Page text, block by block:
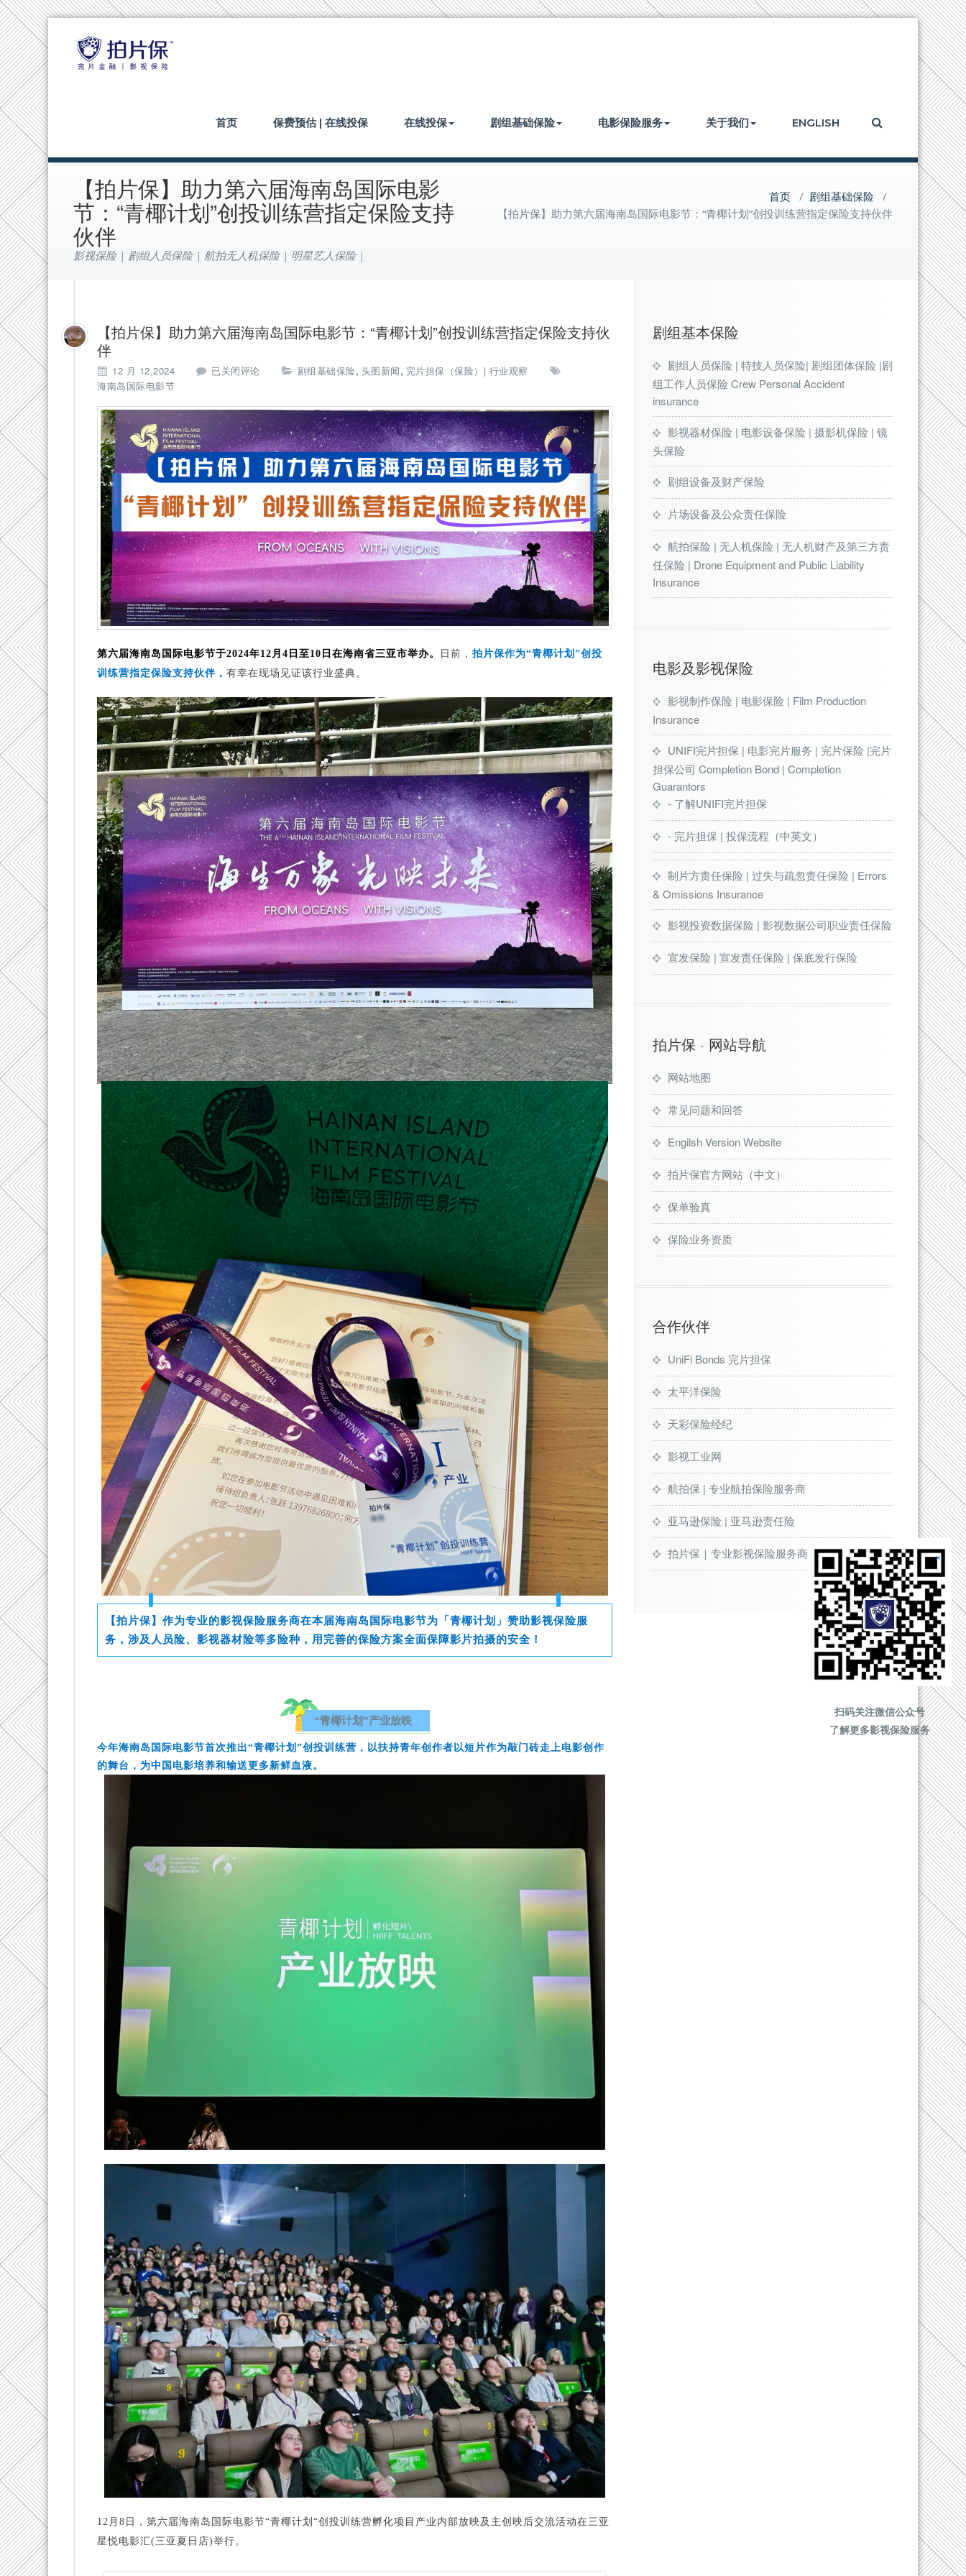
首页 保费预估 | 在线投保 在线投保 剧组基础保险 电影保险服务 关于我们 ENGLISH
【拍片保】助力第六届海南岛国际电影
节：“青椰计划”创投训练营指定保险支持
伙伴
影视保险 | 剧组人员保险 | 航拍无人机保险 | 明星艺人保险 |
首页 / 剧组基础保险 /
【拍片保】助力第六届海南岛国际电影节：“青椰计划”创投训练营指定保险支持伙伴
【拍片保】助力第六届海南岛国际电影节：“青椰计划”创投训练营指定保险支持伙
伴
12 月 12,2024
【拍
助
力
第
六
届
海
南
岛
国
际
电
影
节：
“青
椰
计
创
投
练
营
定
保
险
支
持
伙
伴
已关闭评论 剧组基础保险, 头图新闻, 完片担保（保险）| 行业观察
海南岛国际电影节
第六届海南岛国际电影节于2024年12月4日至10日在海南省三亚市举办。 日前， 拍片保作为“青椰计划”创投
训练营指定保险支持伙伴， 有幸在现场见证该行业盛典。
【拍片保】作为专业的影视保险服务商在本届海南岛国际电影节为「青椰计划」赞助影视保险服
务，涉及人员险、影视器材险等多险种，用完善的保险方案全面保障影片拍摄的安全！
“青椰计划”产业放映
今年海南岛国际电影节首次推出“青椰计划”创投训练营，以扶持青年创作者以短片作为敲门砖走上电影创作
的舞台，为中国电影培养和输送更多新鲜血液。
12月8日，第六届海南岛国际电影节“青椰计划“创投训练营孵化项目产业内部放映及主创映后交流活动在三亚
星悦电影汇(三亚夏日店)举行。
剧组基本保险
剧组人员保险 | 特技人员保险| 剧组团体保险 |剧
组工作人员保险 Crew Personal Accident
insurance
影视器材保险 | 电影设备保险 | 摄影机保险 | 镜
头保险
剧组设备及财产保险
片场设备及公众责任保险
航拍保险 | 无人机保险 | 无人机财产及第三方责
任保险 | Drone Equipment and Public Liability
Insurance
电影及影视保险
影视制作保险 | 电影保险 | Film Production
Insurance
UNIFI完片担保 | 电影完片服务 | 完片保险 |完片
担保公司 Completion Bond | Completion
Guarantors
- 了解UNIFI完片担保
- 完片担保 | 投保流程（中英文）
制片方责任保险 | 过失与疏忽责任保险 | Errors
& Omissions Insurance
影视投资数据保险 | 影视数据公司职业责任保险
宣发保险 | 宣发责任保险 | 保底发行保险
拍片保 · 网站导航
网站地图
常见问题和回答
Engilsh Version Website
拍片保官方网站（中文）
保单验真
保险业务资质
合作伙伴
UniFi Bonds 完片担保
太平洋保险
天彩保险经纪
影视工业网
航拍保 | 专业航拍保险服务商
亚马逊保险 | 亚马逊责任险
拍片保｜专业影视保险服务商
扫码关注微信公众号
了解更多影视保险服务